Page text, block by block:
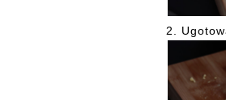
2.